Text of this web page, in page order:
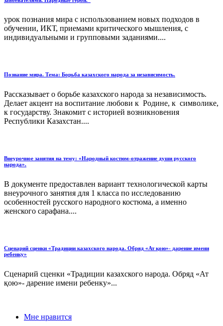
урок познания мира с использованием новых подходов в
обучении, ИКТ, приемами критического мышления, с
индивидуальными и групповыми заданиями....
Познание мира. Тема: Борьба казахского народа за независимость.
Рассказывает о борьбе казахского народа за независимость.
Делает акцент на воспитание любови к Родине, к символике,
к государству. Знакомит с историей возникновения
Республики Казахстан....
Внеурочное занятия на тему: «Народный костюм-отражение души русского
народа».
В документе предоставлен вариант технологической карты
внеурочного занятия для 1 класса по исследованию
особенностей русского народного костюма, а именно
женского сарафана....
Сценарий сценки «Традиции казахского народа. Обряд «Ат қою»- дарение имени
ребенку»
Сценарий сценки «Традиции казахского народа. Обряд «Ат
қою»- дарение имени ребенку»...
Мне нравится